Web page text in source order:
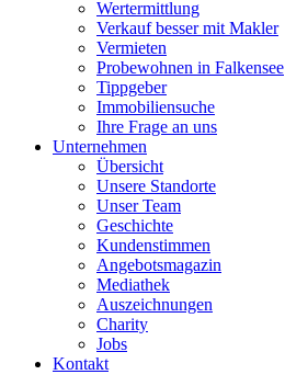
Wertermittlung
Verkauf besser mit Makler
Vermieten
Probewohnen in Falkensee
Tippgeber
Immobiliensuche
Ihre Frage an uns
Unternehmen
Übersicht
Unsere Standorte
Unser Team
Geschichte
Kundenstimmen
Angebotsmagazin
Mediathek
Auszeichnungen
Charity
Jobs
Kontakt